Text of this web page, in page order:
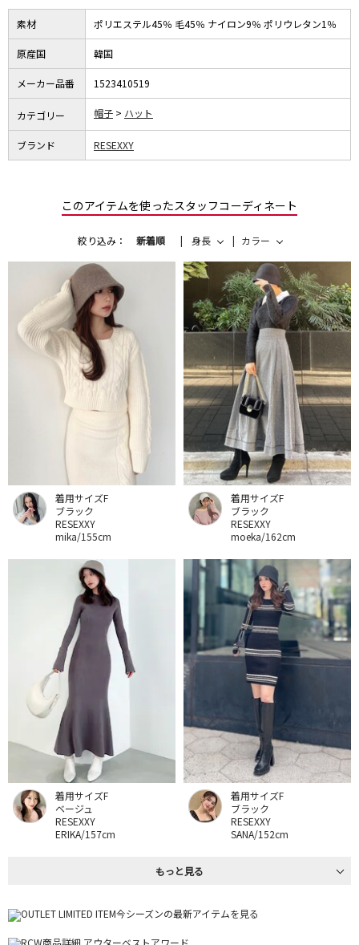
素材 ポリエステル45％ 毛45％ ナイロン9％ ポリウレタン1％
原産国 韓国
メーカー品番 1523410519
カテゴリー 帽子 ハット
ブランド RESEXXY
このアイテムを使ったスタッフコーディネート
絞り込み： 新着順 身長 カラー
着用サイズF
ブラック
RESEXXY
mika/155cm
着用サイズF
ブラック
RESEXXY
moeka/162cm
着用サイズF
ベージュ
RESEXXY
ERIKA/157cm
着用サイズF
ブラック
RESEXXY
SANA/152cm
もっと見る